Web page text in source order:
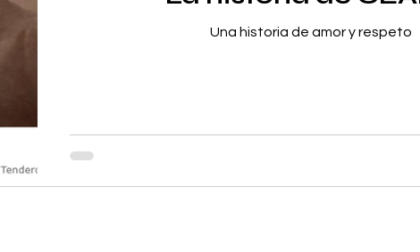
Una historia de amor y respeto